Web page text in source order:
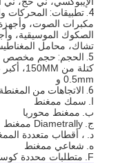
4. تطبيقات:
المحركات
مكبرات الصوت،
الصكوك الموسيقية،
تشاك، محامل
5. الحجم:
حجم مخصص
0.5mm و
6. الاتجاهات من المغنطة:
ا. سمك ممغنط
ب. ممغنط محوريا
ج. Diametrally ممغنط
د.
، أقطاب متعددة
ه. شعاعي ممغنط
F. متطلبات محددة